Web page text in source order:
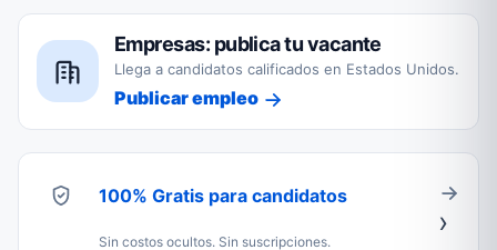
Empresas: publica tu vacante
Llega a candidatos calificados en Estados Unidos.
Publicar empleo
100% Gratis para candidatos
Sin costos ocultos. Sin suscripciones.